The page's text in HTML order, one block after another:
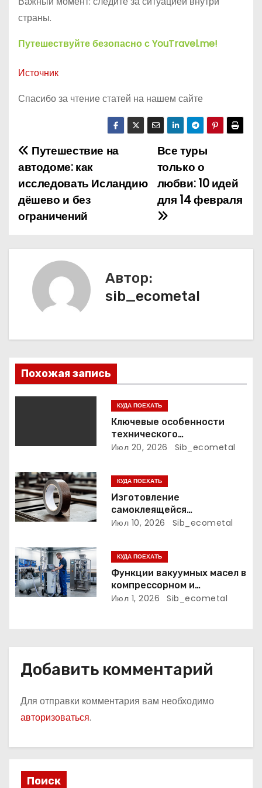
страны.
Путешествуйте безопасно с YouTravel.me!
Источник
Спасибо за чтение статей на нашем сайте
Н
а
в
г
п
о
а
п
и
с
я
м
Все туры
только о
любви: 10 идей
для 14 февраля
Путешествие на
автодоме: как
исследовать Исландию
дёшево и без
ограничений
Автор:
sib_ecometal
Похожая запись
КУДА ПОЕХАТЬ
Ключевые особенности
технического
обслуживания автомобилей
Июл 20, 2026 Sib_ecometal
КУДА ПОЕХАТЬ
Изготовление
самоклеящейся
огнезащитной
Июл 10, 2026 Sib_ecometal
КУДА ПОЕХАТЬ
Функции вакуумных масел в
компрессорном и
упаковочном оборудовании
Июл 1, 2026 Sib_ecometal
Добавить комментарий
Для отправки комментария вам необходимо
авторизоваться.
Поиск